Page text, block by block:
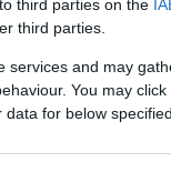
third parties on the
third parties.
services and may
You may
for below
či